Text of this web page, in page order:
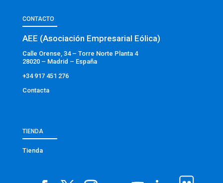
CONTACTO
AEE (Asociación Empresarial Eólica)
Calle Orense, 34 – Torre Norte Planta 4
28020 – Madrid – España
+34 917 451 276
Contacta
TIENDA
Tienda